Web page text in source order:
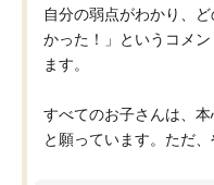
自分の弱点がわかり、
かった！」というコメ
ます。
すべてのお子さんは、本
と願っています。ただ、